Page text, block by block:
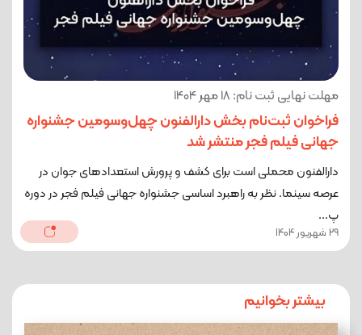
مهلت نهایی ثبت نام: 18 مهر 1404
فراخوان ثبت‌نام بخش دارالفنون چهل‌وسومین جشنواره
جهانی فیلم فجر منتشر شد
دارالفنون محملی است برای کشف و پرورش استعدادهای جوان در
عرصه سینما. نظر به راهبرد اساسی جشنواره جهانی فیلم فجر در دوره
پ...
29 شهریور 1404
بیشتر بخوانیم